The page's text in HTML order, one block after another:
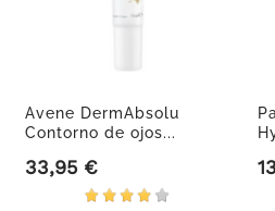
Avene DermAbsolu
Contorno de ojos...
Precio
33,95 €